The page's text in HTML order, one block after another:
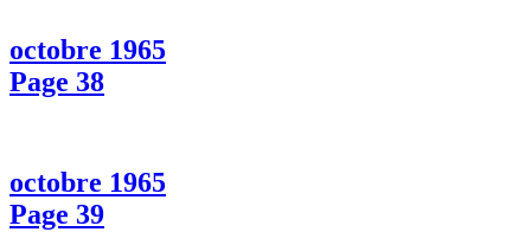
octobre 1965
Page 38
octobre 1965
Page 39